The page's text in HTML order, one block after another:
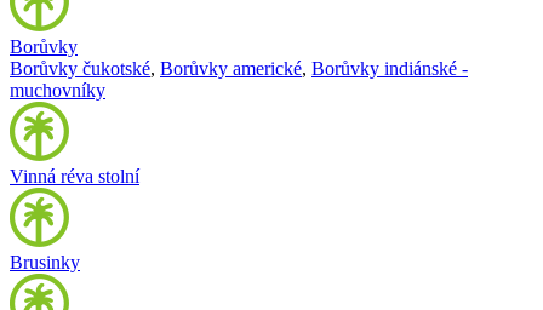
Borůvky
Borůvky čukotské, Borůvky americké, Borůvky indiánské -
muchovníky
Vinná réva stolní
Brusinky